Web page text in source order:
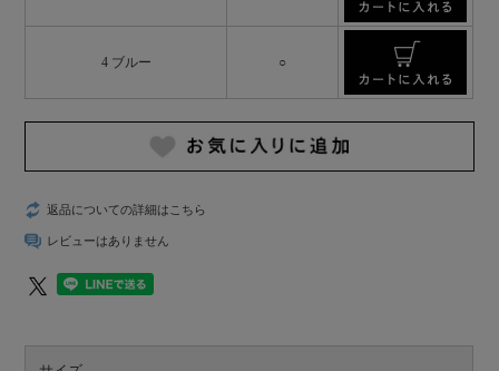
4 ブルー ○
返品についての詳細はこちら
レビューはありません